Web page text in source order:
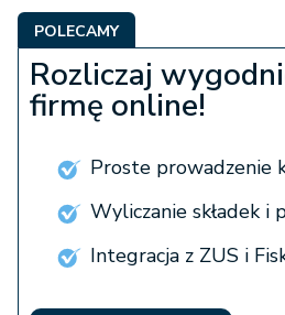
POLECAMY
Rozliczaj
firmę online!
Proste prowadzenie
Wyliczanie składek i
Integracja z ZUS i